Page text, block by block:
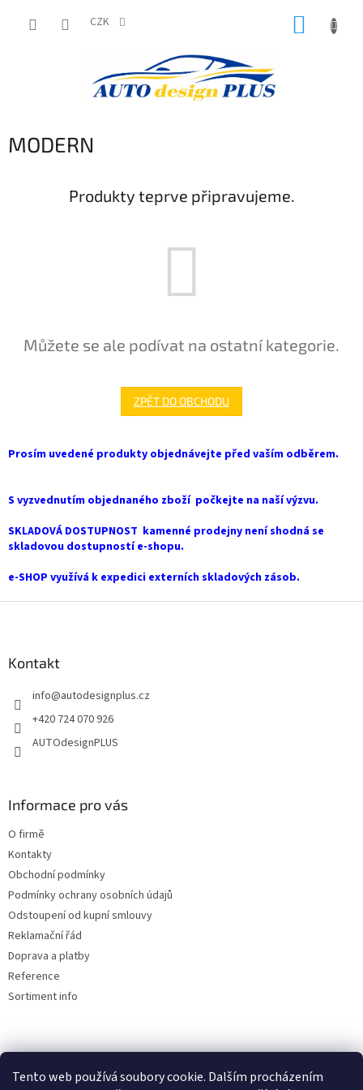
Tento web používá soubory cookie. Dalším procházením
CZK
MODERN
Produkty teprve připravujeme.
Můžete se ale podívat na ostatní kategorie.
ZPĚT DO OBCHODU
Prosím uvedené produkty objednávejte před vaším odběrem.
S vyzvednutím objednaného zboží počkejte na naší výzvu.
SKLADOVÁ DOSTUPNOST kamenné prodejny není shodná se
skladovou dostupností e-shopu.
e-SHOP využívá k expedici externích skladových zásob.
Kontakt
info@autodesignplus.cz
+420 724 070 926
AUTOdesignPLUS
Informace pro vás
O firmě
Kontakty
Obchodní podmínky
Podmínky ochrany osobních údajů
Odstoupení od kupní smlouvy
Reklamační řád
Doprava a platby
Reference
Sortiment info
Reklamační řád